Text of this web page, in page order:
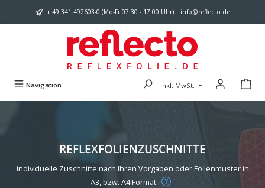
Zum Hauptinhalt springen
+ 49 341 492603-0 (Mo-Fr 07:30 - 17:00 Uhr) | info@reflecto.de
Navigation inkl. MwSt.
REFLEXFOLIENZUSCHNITTE
individuelle Zuschnitte nach Ihren Vorgaben oder Folienmuster in
A3, bzw. A4 Format.